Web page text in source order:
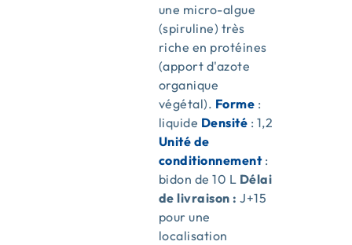
une micro-algue
(spiruline) très
riche en protéines
(apport d'azote
organique
végétal). Forme :
liquide Densité : 1,2
Unité de
conditionnement:
bidon de 10 L Délai
de livraison : J+15
pour une
localisation